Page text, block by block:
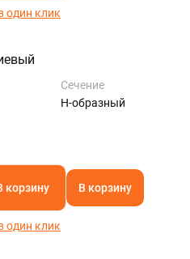
один клик
Сечение
Н-образный
корзину В корзину
один клик